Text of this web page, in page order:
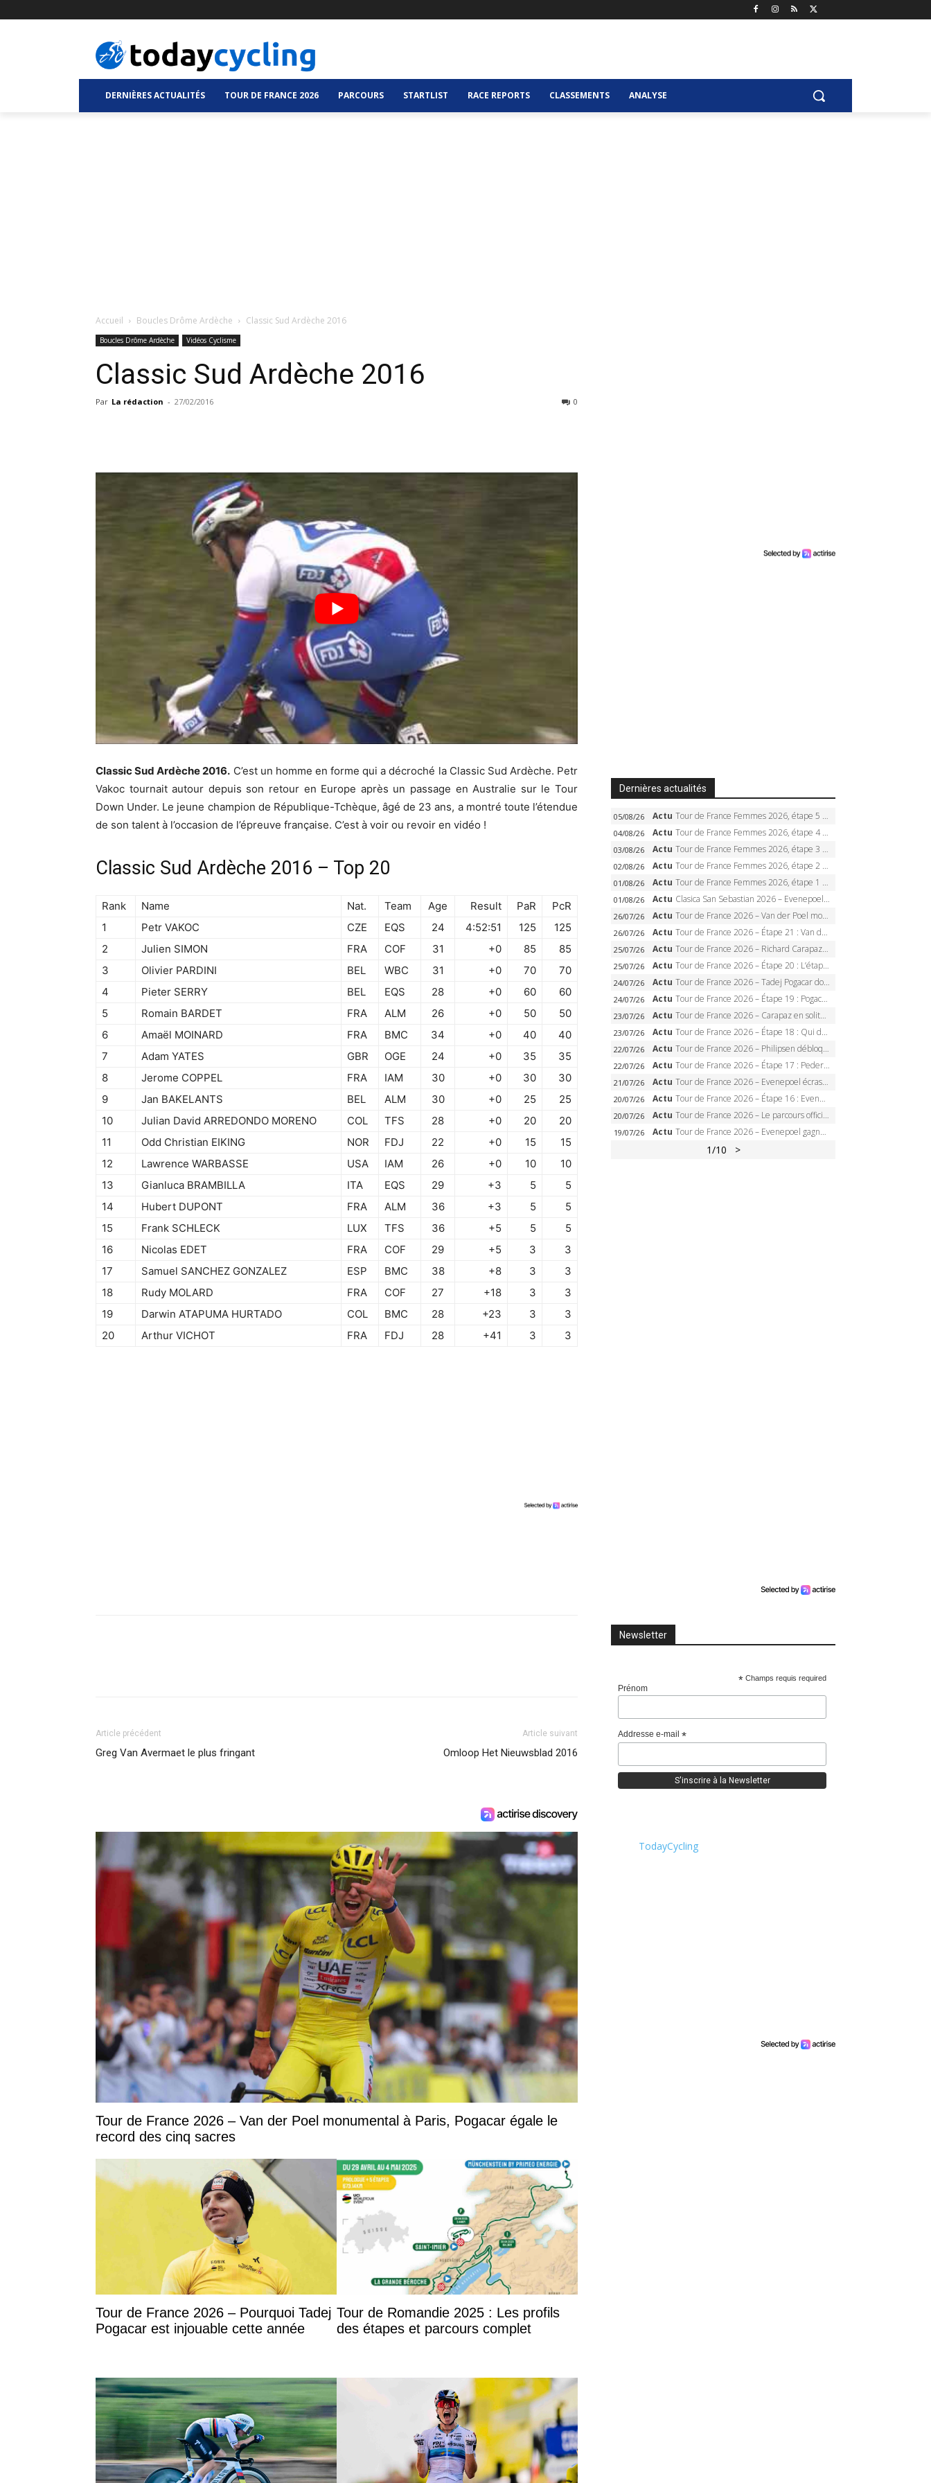
DERNIÈRES ACTUALITÉS TOUR DE FRANCE 2026 PARCOURS STARTLIST RACE REPORTS CLASSEMENTS ANALYSE
Accueil Boucles Drôme Ardèche Classic Sud Ardèche 2016
Boucles Drôme Ardèche Vidéos Cyclisme
Classic Sud Ardèche 2016
Par La rédaction - 27/02/2016 0
Classic Sud Ardèche 2016. C’est un homme en forme qui a décroché la Classic Sud Ardèche. Petr
Vakoc tournait autour depuis son retour en Europe après un passage en Australie sur le Tour
Down Under. Le jeune champion de République-Tchèque, âgé de 23 ans, a montré toute l’étendue
de son talent à l’occasion de l’épreuve française. C’est à voir ou revoir en vidéo !
Classic Sud Ardèche 2016 – Top 20
Rank Name Nat. Team Age Result PaR
PcR
1
Petr VAKOC CZE EQS 24 4:52:51 125
125
2
Julien SIMON FRA COF 31 +0 85
85
3
Olivier PARDINI BEL WBC 31 +0 70
70
4
Pieter SERRY BEL EQS 28 +0 60
60
5
Romain BARDET FRA ALM 26 +0 50
50
6
Amaël MOINARD FRA BMC 34 +0 40
40
7
Adam YATES GBR OGE 24 +0 35
35
8
Jerome COPPEL FRA IAM 30 +0 30
30
9
Jan BAKELANTS BEL ALM 30 +0 25
25
10
Julian David ARREDONDO MORENO COL TFS 28 +0 20
20
11
Odd Christian EIKING NOR FDJ 22 +0 15
15
12
Lawrence WARBASSE USA IAM 26 +0 10
10
13
Gianluca BRAMBILLA ITA EQS 29 +3 5
5
14
Hubert DUPONT FRA ALM 36 +3 5
5
15
Frank SCHLECK LUX TFS 36 +5 5
5
16
Nicolas EDET FRA COF 29 +5 3
3
17
Samuel SANCHEZ GONZALEZ ESP BMC 38 +8 3
3
18
Rudy MOLARD FRA COF 27 +18 3
3
19
Darwin ATAPUMA HURTADO COL BMC 28 +23 3
3
20
Arthur VICHOT FRA FDJ 28 +41 3 3
Article précédent
Greg Van Avermaet le plus fringant
Article suivant
Omloop Het Nieuwsblad 2016
Tour de France 2026 – Van der Poel monumental à Paris, Pogacar égale le
record des cinq sacres
Tour de France 2026 – Pourquoi Tadej
Pogacar est injouable cette année
Tour de Romandie 2025 : Les profils
des étapes et parcours complet
Dernières actualités
05/08/26 Actu Tour de France Femmes 2026, étape 5 – Demi Vollering gagne à Belleville, Reusser en jaune, Ferrand-Prévot coule
04/08/26 Actu Tour de France Femmes 2026, étape 4 – Marlen Reusser écrase le chrono, Ferrand-Prévot en crise
03/08/26 Actu Tour de France Femmes 2026, étape 3 – Sigrid Haugset en solitaire, 88 km d’échappée, maillot jaune
02/08/26 Actu Tour de France Femmes 2026, étape 2 – Lorena Wiebes doublé à Genève, Markus héroïque, 7e record
01/08/26 Actu Tour de France Femmes 2026, étape 1 – Lorena Wiebes intouchable à Lausanne, premier maillot jaune
01/08/26 Actu Clasica San Sebastian 2026 – Evenepoel recordman, 4e victoire, Carapaz battu au sprint
26/07/26 Actu Tour de France 2026 – Van der Poel monumental à Paris, Pogacar égale le record des cinq sacres
26/07/26 Actu Tour de France 2026 – Étape 21 : Van der Poel, Pogacar, qui succédera à Wout van Aert sur les Champs-Elysées ?
25/07/26 Actu Tour de France 2026 – Richard Carapaz roi des Alpes, doublé et maillot à pois, Seixas perd le podium
25/07/26 Actu Tour de France 2026 – Étape 20 : L’étape reine, Galibier, Sarenne, Alpe d’Huez, qui succédera à Pogacar ?
24/07/26 Actu Tour de France 2026 – Tadej Pogacar dompte l’Alpe d’Huez, 5e victoire, record de Pantani pulvérisé
24/07/26 Actu Tour de France 2026 – Étape 19 : Pogacar peut-il enfin dompter l’Alpe d’Huez ?
23/07/26 Actu Tour de France 2026 – Carapaz en solitaire à Orcières-Merlette, Paret-Peintre à un point du maillot à pois
23/07/26 Actu Tour de France 2026 – Étape 18 : Qui domptera Orcières-Merlette, première marche vers l’Alpe d’Huez ?
22/07/26 Actu Tour de France 2026 – Philipsen débloque son compteur à Voiron, Pedersen en danger pour le maillot vert
22/07/26 Actu Tour de France 2026 – Étape 17 : Pedersen peut-il verrouiller le maillot vert à Voiron ?
21/07/26 Actu Tour de France 2026 – Evenepoel écrase le chrono d’Évian, Seixas 4e, Lipowitz abandonne
20/07/26 Actu Tour de France 2026 – Étape 16 : Evenepoel, Pogacar, Ganna… qui domptera le chrono d’Évian pour redessiner le podium ?
20/07/26 Actu Tour de France 2026 – Le parcours officiel complet : 21 étapes, profils, carte et dates
19/07/26 Actu Tour de France 2026 – Evenepoel gagne à Solaison, Vingegaard abandonne, Pogacar toujours en jaune
1/10 >
Newsletter
* Champs requis required
Prénom
Addresse e-mail *
TodayCycling